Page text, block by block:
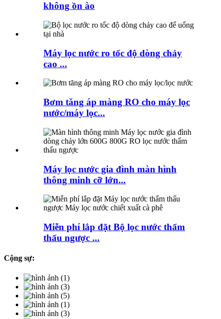
không ồn ào
Máy lọc nước ro tốc độ dòng chảy
cao ...
Bơm tăng áp màng RO cho máy lọc
nước/máy lọc...
Máy lọc nước gia đình màn hình
thông minh cỡ lớn...
Miễn phí lắp đặt Bộ lọc nước thẩm
thấu ngược ...
Cộng sự: